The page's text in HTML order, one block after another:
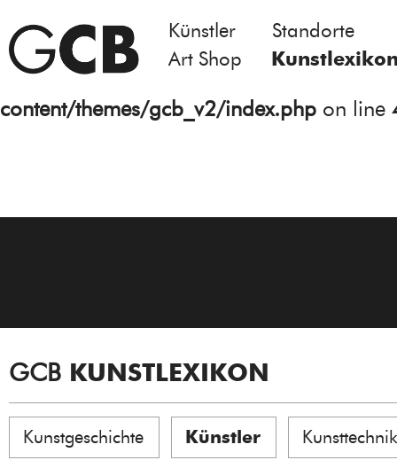
Notice: Undefined variable: atts in
/homepages/21/d13550920/htdocs/
content/themes/gcb_v2/index.php on line
Künstler
Standorte
Art Shop
GCB KUNSTLEXIKON
Kunstgeschichte Künstler